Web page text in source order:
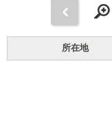
所在地